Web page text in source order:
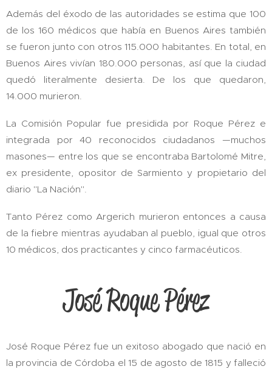
Además del éxodo de las autoridades se estima que 100
de los 160 médicos que había en Buenos Aires también
se fueron junto con otros 115.000 habitantes. En total, en
Buenos Aires vivían 180.000 personas, así que la ciudad
quedó literalmente desierta. De los que quedaron,
14.000 murieron.
La Comisión Popular fue presidida por Roque Pérez e
integrada por 40 reconocidos ciudadanos —muchos
masones— entre los que se encontraba Bartolomé Mitre,
ex presidente, opositor de Sarmiento y propietario del
diario "La Nación".
Tanto Pérez como Argerich murieron entonces a causa
de la fiebre mientras ayudaban al pueblo, igual que otros
10 médicos, dos practicantes y cinco farmacéuticos.
José Roque Pérez
José Roque Pérez fue un exitoso abogado que nació en
la provincia de Córdoba el 15 de agosto de 1815 y falleció